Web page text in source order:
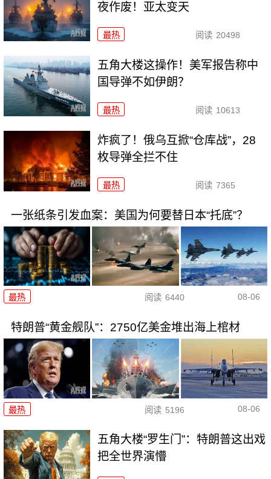
夜作废！亚太变天
最热 阅读 20498
五角大楼这操作！美军报告称中
国导弹不如伊朗？
最热 阅读 10613
炸疯了！俄乌互掀“仓库战”，28
枚导弹全拦不住
最热 阅读 7365
一张纸条引发血案：美国为何要替日本“托底”？
最热 阅读 6440 08-06
特朗普“黄金舰队”：2750亿美金堆出海上棺材
最热 阅读 5196 08-06
五角大楼“罗生门”：特朗普这出戏
把全世界演懵